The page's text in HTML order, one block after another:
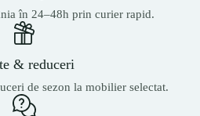
în 24–48h prin curier rapid.
& reduceri
de sezon la mobilier selectat.